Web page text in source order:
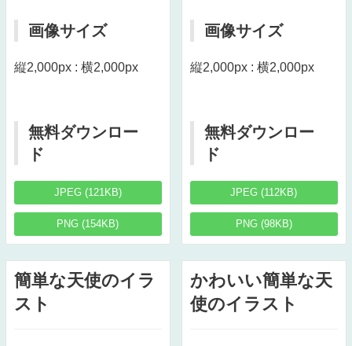
画像サイズ
縦2,000px : 横2,000px
無料ダウンロー
ド
JPEG (121KB)
PNG (154KB)
画像サイズ
縦2,000px : 横2,000px
無料ダウンロー
ド
JPEG (112KB)
PNG (98KB)
簡単な天使のイラ
スト
かわいい簡単な天
使のイラスト